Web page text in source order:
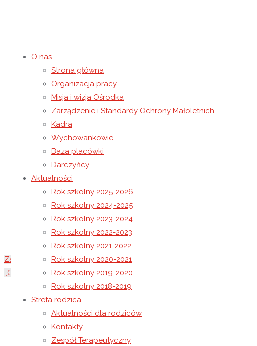
O nas
Strona główna
Organizacja pracy
Misja i wizja Ośrodka
Zarządzenie i Standardy Ochrony Małoletnich
Kadra
Wychowankowie
Baza placówki
Darczyńcy
Aktualności
Rok szkolny 2025-2026
Rok szkolny 2024-2025
Rok szkolny 2023-2024
Rok szkolny 2022-2023
Rok szkolny 2021-2022
Rok szkolny 2020-2021
Rok szkolny 2019-2020
Rok szkolny 2018-2019
Strefa rodzica
Aktualności dla rodziców
Kontakty
Zespół Terapeutyczny
Dzień Pluszowego Misia
25 listopada 2021
Strona główna Rok szkolny 2021-2022
Zabawa Andrzejkowa
,,Odliczaj z nami dni do Bożego Narodzenia – Kalendarz Adwentowy”
25 listopada 202130 listopada 2021